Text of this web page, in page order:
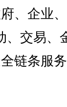
、企业
、交易、
链条服